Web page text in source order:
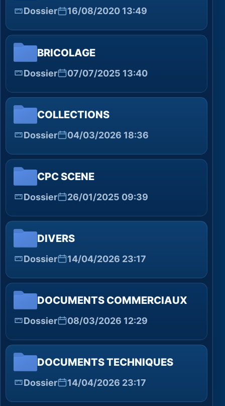
Dossier 16/08/2020 13:49
BRICOLAGE
Dossier 07/07/2025 13:40
COLLECTIONS
Dossier 04/03/2026 18:36
CPC SCENE
Dossier 26/01/2025 09:39
DIVERS
Dossier 14/04/2026 23:17
DOCUMENTS COMMERCIAUX
Dossier 08/03/2026 12:29
DOCUMENTS TECHNIQUES
Dossier 14/04/2026 23:17